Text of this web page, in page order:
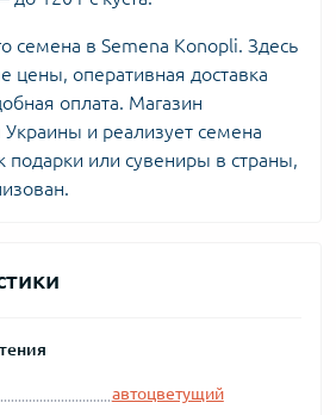
семена в Semena Konopli. Здесь
цены, оперативная доставка
оплата. Магазин
и реализует семена
подарки или сувениры в страны,
автоцветущий